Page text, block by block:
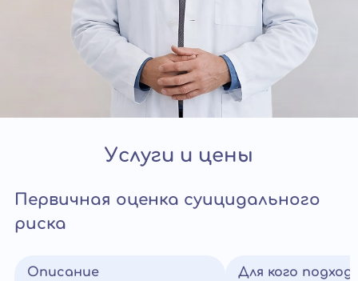
Услуги и цены
Первичная оценка суицидального
риска
Описание Для кого